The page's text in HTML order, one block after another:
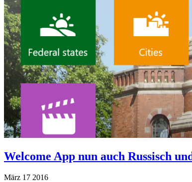
Welcome App nun auch Russisch
März 17 2016